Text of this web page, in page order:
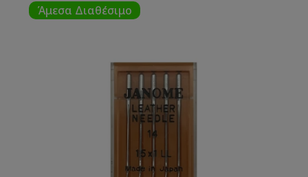
Άμεσα Διαθέσιμο